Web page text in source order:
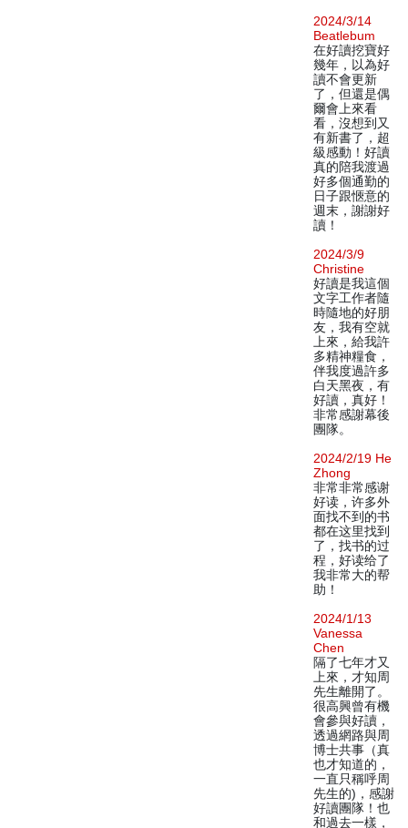
2024/3/14
Beatlebum
在好讀挖寶好
幾年，以為好
讀不會更新
了，但還是偶
爾會上來看
看，沒想到又
有新書了，超
級感動！好讀
真的陪我渡過
好多個通勤的
日子跟愜意的
週末，謝謝好
讀！
2024/3/9
Christine
好讀是我這個
文字工作者隨
時隨地的好朋
友，我有空就
上來，給我許
多精神糧食，
伴我度過許多
白天黑夜，有
好讀，真好！
非常感謝幕後
團隊。
2024/2/19 He
Zhong
非常非常感谢
好读，许多外
面找不到的书
都在这里找到
了，找书的过
程，好读给了
我非常大的帮
助！
2024/1/13
Vanessa
Chen
隔了七年才又
上來，才知周
先生離開了。
很高興曾有機
會參與好讀，
透過網路與周
博士共事（真
也才知道的，
一直只稱呼周
先生的)，感謝
好讀團隊！也
和過去一樣，